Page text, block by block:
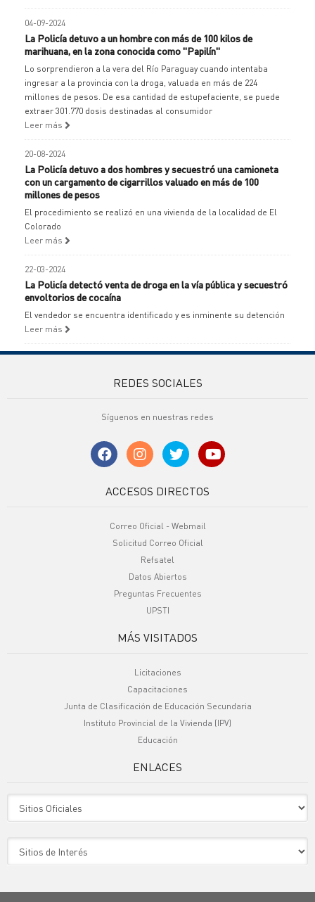
04-09-2024
La Policía detuvo a un hombre con más de 100 kilos de
marihuana, en la zona conocida como "Papilín"
Lo sorprendieron a la vera del Río Paraguay cuando intentaba
ingresar a la provincia con la droga, valuada en más de 224
millones de pesos. De esa cantidad de estupefaciente, se puede
extraer 301.770 dosis destinadas al consumidor
Leer más
20-08-2024
La Policía detuvo a dos hombres y secuestró una camioneta
con un cargamento de cigarrillos valuado en más de 100
millones de pesos
El procedimiento se realizó en una vivienda de la localidad de El
Colorado
Leer más
22-03-2024
La Policía detectó venta de droga en la vía pública y secuestró
envoltorios de cocaína
El vendedor se encuentra identificado y es inminente su detención
Leer más
REDES SOCIALES
Síguenos en nuestras redes
ACCESOS DIRECTOS
Correo Oficial - Webmail
Solicitud Correo Oficial
Refsatel
Datos Abiertos
Preguntas Frecuentes
UPSTI
MÁS VISITADOS
Licitaciones
Capacitaciones
Junta de Clasificación de Educación Secundaria
Instituto Provincial de la Vivienda (IPV)
Educación
ENLACES